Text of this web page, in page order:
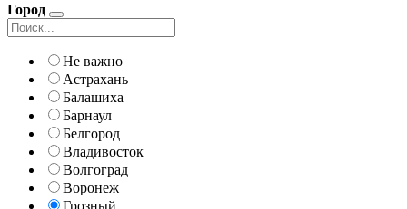
Город
Не важно
Астрахань
Балашиха
Барнаул
Белгород
Владивосток
Волгоград
Воронеж
Грозный